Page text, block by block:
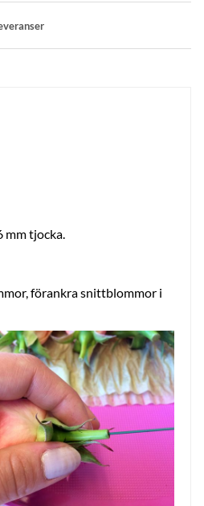
mm tjocka.
förankra snittblommor i